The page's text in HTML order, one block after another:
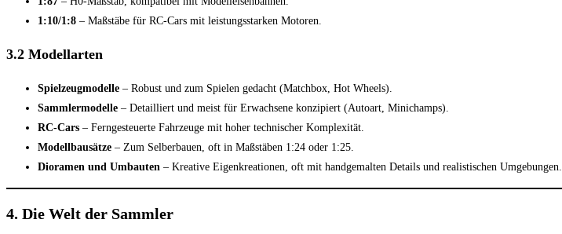
1:10/1:8 – Maßstäbe für RC-Cars mit leistungsstarken Motoren.
3.2 Modellarten
Spielzeugmodelle – Robust und zum Spielen gedacht (Matchbox, Hot Wheels).
Sammlermodelle – Detailliert und meist für Erwachsene konzipiert (Autoart, Minichamps).
RC-Cars – Ferngesteuerte Fahrzeuge mit hoher technischer Komplexität.
Modellbausätze – Zum Selberbauen, oft in Maßstäben 1:24 oder 1:25.
Dioramen und Umbauten – Kreative Eigenkreationen, oft mit handgemalten Details und realistischen Umgebungen.
4. Die Welt der Sammler